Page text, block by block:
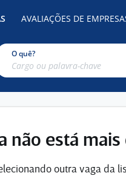
AVALIAÇÕES DE
O quê?
não está
outra vaga da